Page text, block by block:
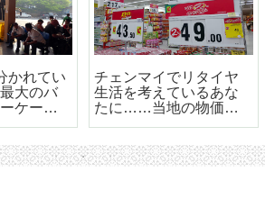
ないチ
テウで
楽しい
チェンマイ最大の高級
のショッピングセンタ
ー「セントラルフェス